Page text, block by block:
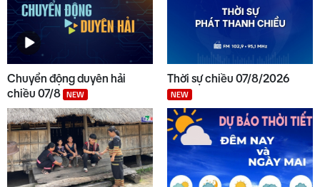
Chuyển động duyên hải
chiều 07/8
NEW
Thời sự chiều 07/8/2026
NEW